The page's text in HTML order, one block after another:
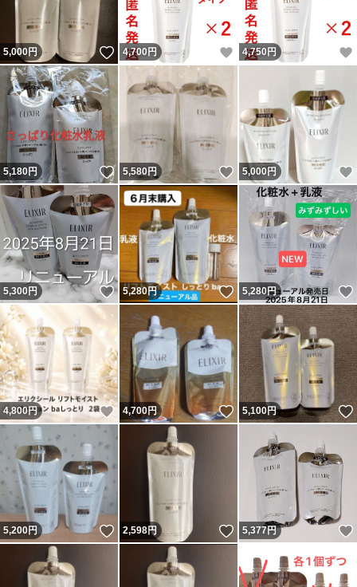
5,000円 いいね！
4,700 円 いいね！
4,750 円
5,180円 いいね！
5,580円 いいね！
5,000円
5,300円 いいね！
5,280円 いいね！
5,280円
4,800円 いいね！
4,700円 いいね！
5,100円
5,200円 いいね！
2,598円 いいね！
5,377円